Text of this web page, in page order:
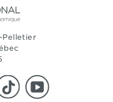
Pelletier